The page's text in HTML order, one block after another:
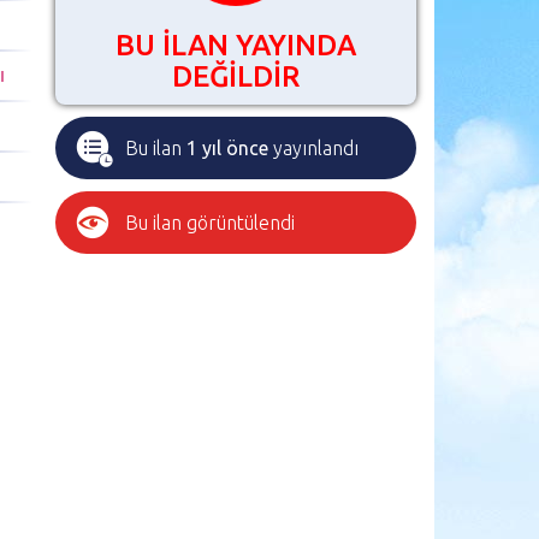
BU İLAN YAYINDA
DEĞİLDİR
Bu ilan 1 yıl önce yayınlandı
Bu ilan görüntülendi